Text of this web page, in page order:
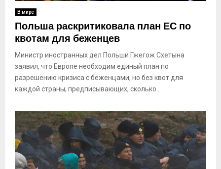
В мире
Польша раскритиковала план ЕС по
квотам для беженцев
Министр иностранных дел Польши Гжегож Схетына
заявил, что Европе необходим единый план по
разрешению кризиса с беженцами, но без квот для
каждой страны, предписывающих, сколько...